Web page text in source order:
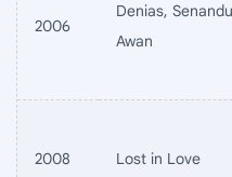
2006
Denias,
Awan
2008 Lost in Love